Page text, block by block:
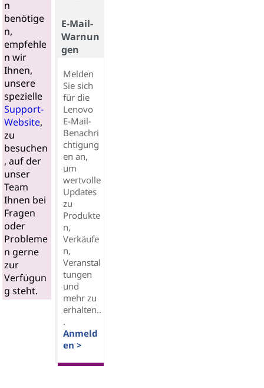
n
benötige
n,
empfehle
n wir
Ihnen,
unsere
spezielle
Support-
Website,
zu
besuchen
, auf der
unser
Team
Ihnen bei
Fragen
oder
Probleme
n gerne
zur
Verfügun
g steht.
E-Mail-
Warnun
gen
Melden
Sie sich
für die
Lenovo
E-Mail-
Benachri
chtigung
en an,
um
wertvolle
Updates
zu
Produkte
n,
Verkäufe
n,
Veranstal
tungen
und
mehr zu
erhalten..
.
Anmeld
en >